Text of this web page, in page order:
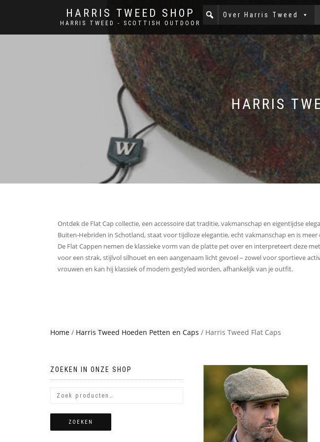
HARRIS TWEED SHOP
HARRIS TWEED - SCOTTISH OUTDOOR
Over Harris Tweed
HARRIS
Ontdek de Flat Cap collectie, een accessoire dat traditie, vakmanschap en eigentijdse
Buiten-Hebriden in Schotland, staat voor tijdloze elegantie, echt vakmanschap en is
De Flat Cappen nemen de klassieke vorm van de platte pet over en interpreteert deze
voor een strak, stijlvol silhouet en een aangenaam licht gevoel – zowel voor sportieve
vrouwen en kan hij klassiek of modern gestyled worden, afhankelijk van je outfit.
Home / Harris Tweed Hoeden Petten en Caps / Harris Tweed Flat Caps
ZOEKEN IN ONZE SHOP
ZOEKEN